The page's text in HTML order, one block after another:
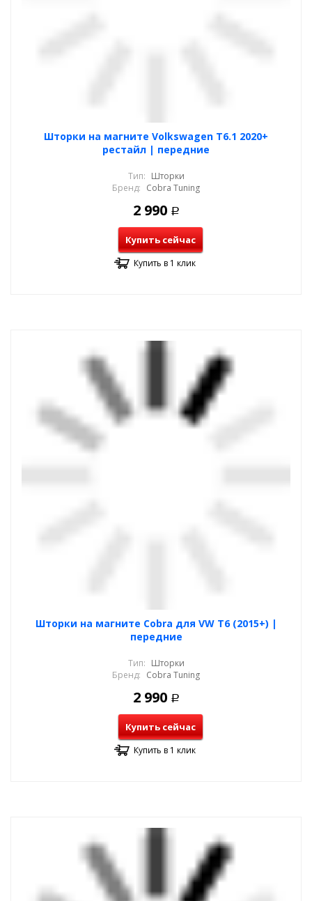
Шторки на магните Volkswagen T6.1 2020+
рестайл | передние
Тип: Шторки
Бренд: Cobra Tuning
2 990 Р
Купить сейчас
Купить в 1 клик
Шторки на магните Cobra для VW T6 (2015+) |
передние
Тип: Шторки
Бренд: Cobra Tuning
2 990 Р
Купить сейчас
Купить в 1 клик